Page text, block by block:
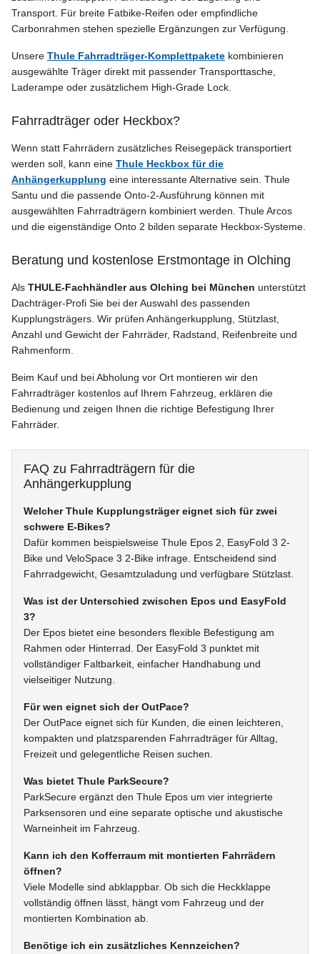
Transport. Für breite Fatbike-Reifen oder empfindliche
Carbonrahmen stehen spezielle Ergänzungen zur Verfügung.
Unsere Thule Fahrradträger-Komplettpakete kombinieren
ausgewählte Träger direkt mit passender Transporttasche,
Laderampe oder zusätzlichem High-Grade Lock.
Fahrradträger oder Heckbox?
Wenn statt Fahrrädern zusätzliches Reisegepäck transportiert
werden soll, kann eine Thule Heckbox für die
Anhängerkupplung eine interessante Alternative sein. Thule
Santu und die passende Onto-2-Ausführung können mit
ausgewählten Fahrradträgern kombiniert werden. Thule Arcos
und die eigenständige Onto 2 bilden separate Heckbox-Systeme.
Beratung und kostenlose Erstmontage in Olching
Als THULE-Fachhändler aus Olching bei München unterstützt
Dachträger-Profi Sie bei der Auswahl des passenden
Kupplungsträgers. Wir prüfen Anhängerkupplung, Stützlast,
Anzahl und Gewicht der Fahrräder, Radstand, Reifenbreite und
Rahmenform.
Beim Kauf und bei Abholung vor Ort montieren wir den
Fahrradträger kostenlos auf Ihrem Fahrzeug, erklären die
Bedienung und zeigen Ihnen die richtige Befestigung Ihrer
Fahrräder.
FAQ zu Fahrradträgern für die
Anhängerkupplung
Welcher Thule Kupplungsträger eignet sich für zwei
schwere E-Bikes?
Dafür kommen beispielsweise Thule Epos 2, EasyFold 3 2-
Bike und VeloSpace 3 2-Bike infrage. Entscheidend sind
Fahrradgewicht, Gesamtzuladung und verfügbare Stützlast.
Was ist der Unterschied zwischen Epos und EasyFold
3?
Der Epos bietet eine besonders flexible Befestigung am
Rahmen oder Hinterrad. Der EasyFold 3 punktet mit
vollständiger Faltbarkeit, einfacher Handhabung und
vielseitiger Nutzung.
Für wen eignet sich der OutPace?
Der OutPace eignet sich für Kunden, die einen leichteren,
kompakten und platzsparenden Fahrradträger für Alltag,
Freizeit und gelegentliche Reisen suchen.
Was bietet Thule ParkSecure?
ParkSecure ergänzt den Thule Epos um vier integrierte
Parksensoren und eine separate optische und akustische
Warneinheit im Fahrzeug.
Kann ich den Kofferraum mit montierten Fahrrädern
öffnen?
Viele Modelle sind abklappbar. Ob sich die Heckklappe
vollständig öffnen lässt, hängt vom Fahrzeug und der
montierten Kombination ab.
Benötige ich ein zusätzliches Kennzeichen?